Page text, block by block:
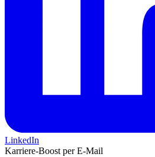
LinkedIn
Karriere-Boost per E-Mail